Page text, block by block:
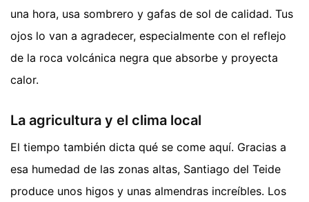
una hora, usa sombrero y gafas de sol de calidad. Tus
ojos lo van a agradecer, especialmente con el reflejo
de la roca volcánica negra que absorbe y proyecta
calor.
La agricultura y el clima local
El tiempo también dicta qué se come aquí. Gracias a
esa humedad de las zonas altas, Santiago del Teide
produce unos higos y unas almendras increíbles. Los